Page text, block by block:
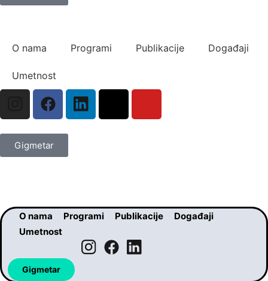
O nama Programi Publikacije Događaji
Umetnost
Gigmetar
O nama Programi Publikacije
Događaji
Umetnost
Gigmetar